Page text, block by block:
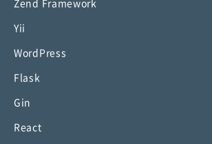
Zend Framework
Yii
WordPress
Flask
Gin
React